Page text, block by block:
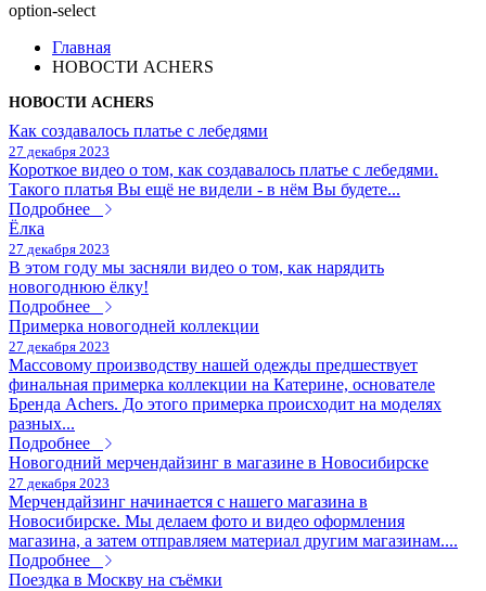
option-select
Главная
НОВОСТИ ACHERS
НОВОСТИ ACHERS
Как создавалось платье с лебедями
27 декабря 2023
Короткое видео о том, как создавалось платье с лебедями.
Такого платья Вы ещё не видели - в нём Вы будете...
Подробнее
Ёлка
27 декабря 2023
В этом году мы засняли видео о том, как нарядить
новогоднюю ёлку!
Подробнее
Примерка новогодней коллекции
27 декабря 2023
Массовому производству нашей одежды предшествует
финальная примерка коллекции на Катерине, основателе
Бренда Achers. До этого примерка происходит на моделях
разных...
Подробнее
Новогодний мерчендайзинг в магазине в Новосибирске
27 декабря 2023
Мерчендайзинг начинается с нашего магазина в
Новосибирске. Мы делаем фото и видео оформления
магазина, а затем отправляем материал другим магазинам....
Подробнее
Поездка в Москву на съёмки